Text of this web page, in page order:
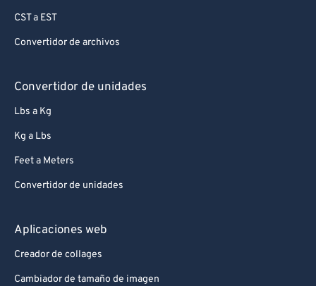
CST a EST
Convertidor de archivos
Convertidor de unidades
Lbs a Kg
Kg a Lbs
Feet a Meters
Convertidor de unidades
Aplicaciones web
Creador de collages
Cambiador de tamaño de imagen